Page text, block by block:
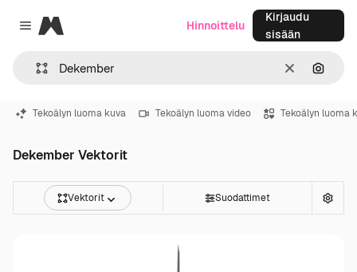
Close menu
Magnific
SelkeäHae
Hinnoittelu
Kirjaudu
sisään
Tekoälyn luoma kuva Tekoälyn luoma video Tekoälyn luoma
Dekember Vektorit
Vektorit Suodattimet